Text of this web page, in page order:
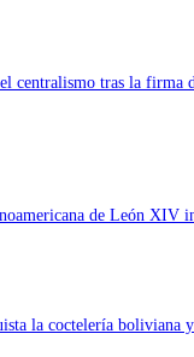
centralismo tras la firma
de León XIV
la coctelería boliviana